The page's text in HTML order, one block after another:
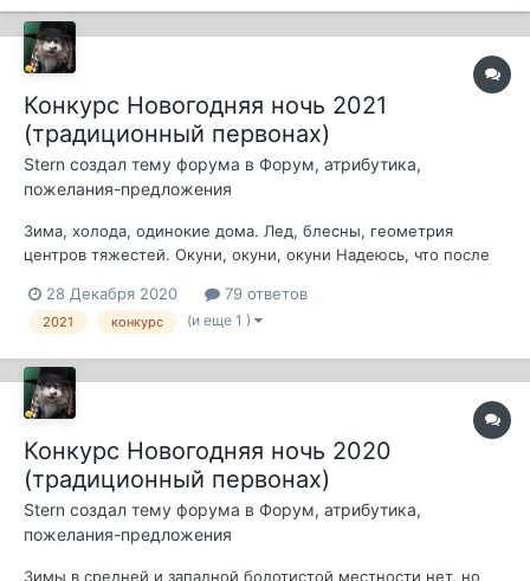
Конкурс Новогодняя ночь 2021
(традиционный первонах)
Stern создал тему форума в Форум, атрибутика,
пожелания-предложения
Зима, холода, одинокие дома. Лед, блесны, геометрия
центров тяжестей. Окуни, окуни, окуни Надеюсь, что после
неминуемо заскучает и затоскуе и всеж сыграе в
традиционного первонаха Сдвинем на год, минуту и секунду
28 Декабря 2020 79 ответов
2021 конкурс (и еще 1 )
Конкурс Новогодняя ночь 2020
(традиционный первонах)
Stern создал тему форума в Форум, атрибутика,
пожелания-предложения
Зимы в средней и западной болотистой местности нет, но